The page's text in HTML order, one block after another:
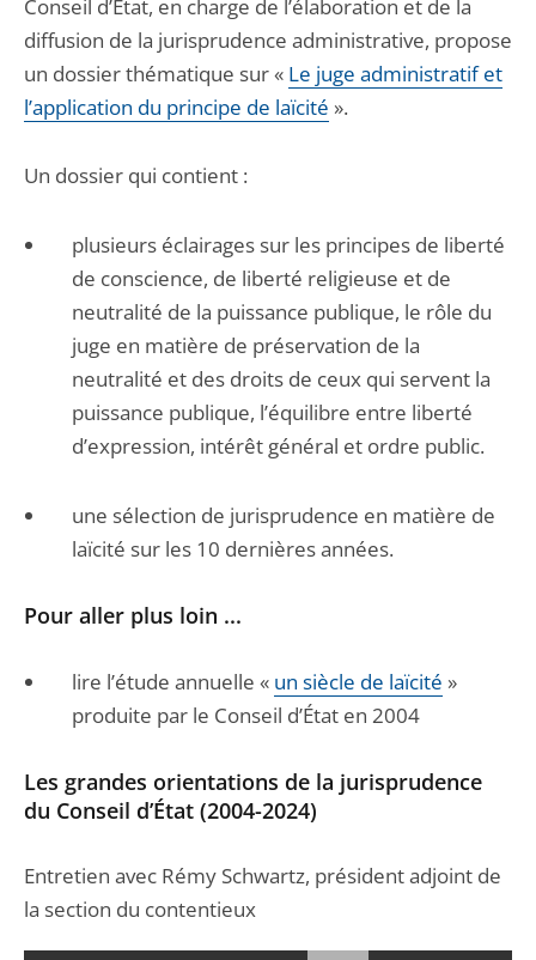
Conseil d’État, en charge de l’élaboration et de la
diffusion de la jurisprudence administrative, propose
un dossier thématique sur « Le juge administratif et
l’application du principe de laïcité ».
Un dossier qui contient :
plusieurs éclairages sur les principes de liberté
de conscience, de liberté religieuse et de
neutralité de la puissance publique, le rôle du
juge en matière de préservation de la
neutralité et des droits de ceux qui servent la
puissance publique, l’équilibre entre liberté
d’expression, intérêt général et ordre public.
une sélection de jurisprudence en matière de
laïcité sur les 10 dernières années.
Pour aller plus loin ...
lire l’étude annuelle « un siècle de laïcité »
produite par le Conseil d’État en 2004
Les grandes orientations de la jurisprudence
du Conseil d’État (2004-2024)
Entretien avec Rémy Schwartz, président adjoint de
la section du contentieux